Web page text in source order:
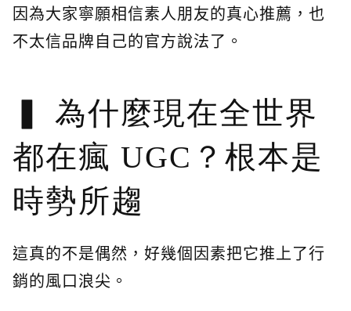
因為大家寧願相信素人朋友的真心推薦，也
不太信品牌自己的官方說法了。
為什麼現在全世界
都在瘋 UGC？根本是
時勢所趨
這真的不是偶然，好幾個因素把它推上了行
銷的風口浪尖。